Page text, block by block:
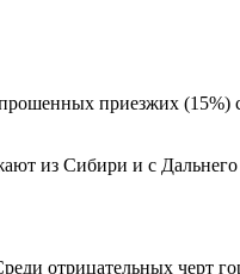
приезжих (15%)
из Сибири и с
отрицательных черт